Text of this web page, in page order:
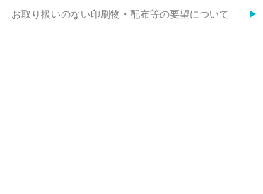
お取り扱いのない印刷物・配布等の要望について ▶